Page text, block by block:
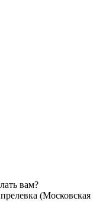
вам?
(Московская